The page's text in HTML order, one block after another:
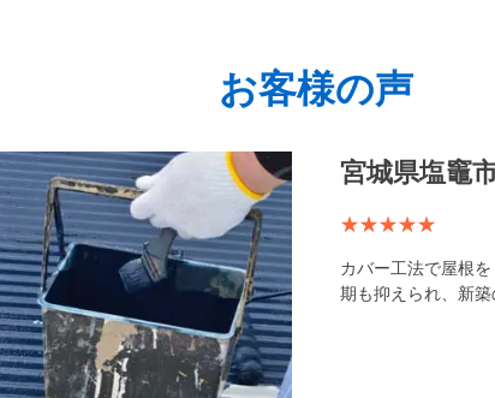
お客様の声
宮城県塩竈
カバー工法で屋根
期も抑えられ、新築